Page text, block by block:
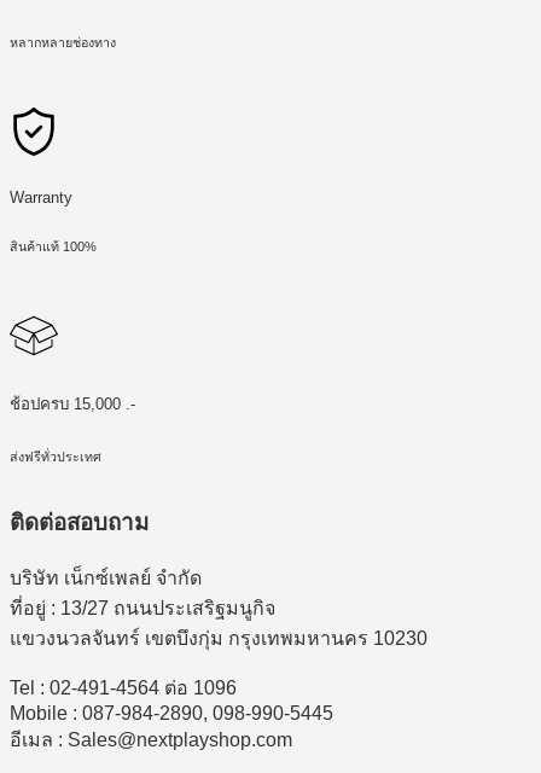
หลากหลายช่องทาง
Warranty
สินค้าแท้ 100%
ช้อปครบ 15,000 .-
ส่งฟรีทั่วประเทศ
ติดต่อสอบถาม
บริษัท เน็กซ์เพลย์ จำกัด
ที่อยู่ : 13/27 ถนนประเสริฐมนูกิจ
แขวงนวลจันทร์ เขตบึงกุ่ม กรุงเทพมหานคร 10230
Tel : 02-491-4564 ต่อ 1096
Mobile : 087-984-2890, 098-990-5445
อีเมล : Sales@nextplayshop.com